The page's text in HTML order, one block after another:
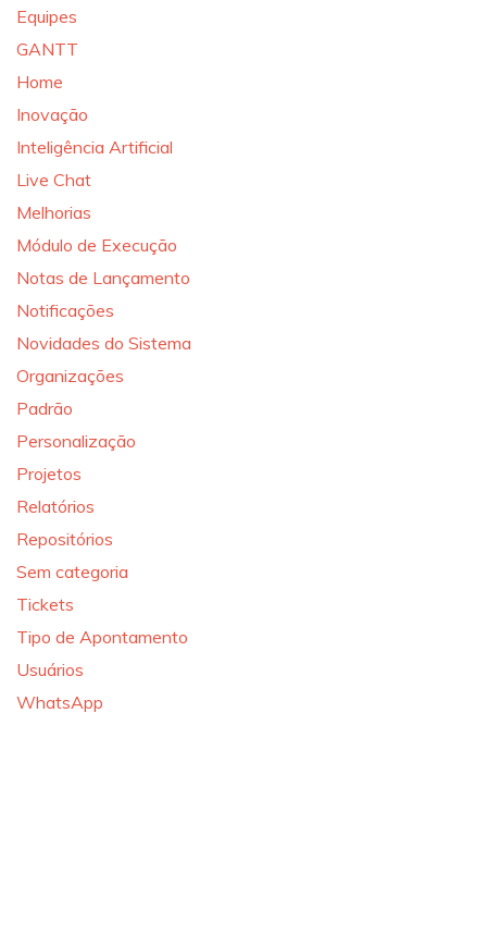
Equipes
GANTT
Home
Inovação
Inteligência Artificial
Live Chat
Melhorias
Módulo de Execução
Notas de Lançamento
Notificações
Novidades do Sistema
Organizações
Padrão
Personalização
Projetos
Relatórios
Repositórios
Sem categoria
Tickets
Tipo de Apontamento
Usuários
WhatsApp